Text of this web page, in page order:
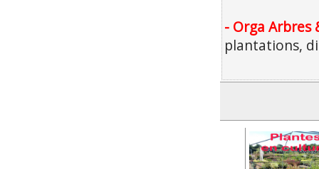
- Orga Arbres
plantations,